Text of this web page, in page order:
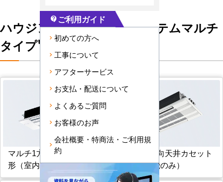
ハウジングエアコンを"システムマルチ
タイプ"から選ぶ
マルチ1方向天井カセット
形（室内機のみ）
マルチ2方向天井カセット
形（室内機のみ）
contact_support ご利用ガイド
初めての方へ
工事について
アフターサービス
お支払・配送について
よくあるご質問
お客様のお声
会社概要・特商法・ご利用規
約